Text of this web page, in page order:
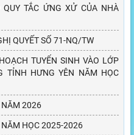
TẮC ỨNG XỬ CỦA NHÀ
QUYẾT SỐ 71-NQ/TW
TUYỂN SINH VÀO LỚP
TỈNH HƯNG YÊN NĂM HỌC
NĂM 2026
HỌC 2025-2026